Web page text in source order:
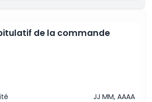
de la commande
JJ MM, AAAA